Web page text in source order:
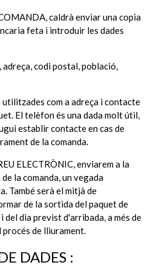
caldrà enviar una copia
feta i introduir les dades
codi postal, població,
utilitzades com a adreça i contacte
El telèfon és una dada molt útil,
establir contacte en cas de
de la comanda.
ELECTRÒNIC, enviarem a la
la comanda, un vegada
També serà el mitjà de
de la sortida del paquet de
del dia previst d'arribada, a més de
de lliurament.
DADES :